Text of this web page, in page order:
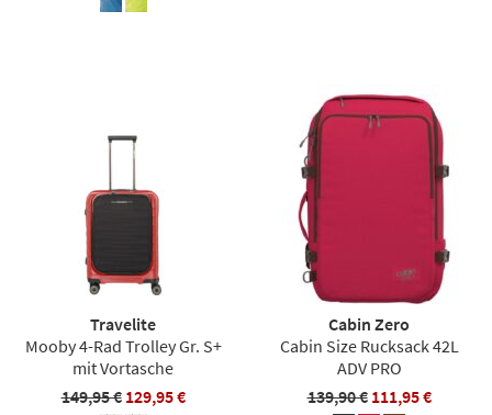
Travelite
Mooby 4-Rad Trolley Gr. S+
mit Vortasche
149,95 € 129,95 €
Cabin Zero
Cabin Size Rucksack 42L
ADV PRO
139,90 € 111,95 €